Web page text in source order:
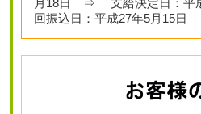
回振込日：平成27年5月15日